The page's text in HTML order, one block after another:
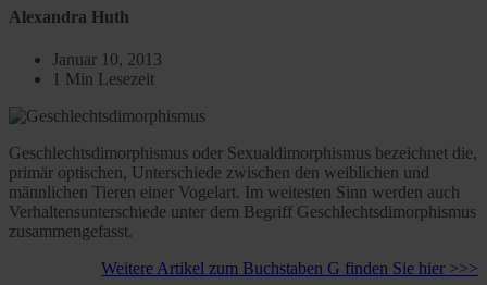
Alexandra Huth
Januar 10, 2013
1 Min Lesezeit
Geschlechtsdimorphismus oder Sexualdimorphismus bezeichnet die,
primär optischen, Unterschiede zwischen den weiblichen und
männlichen Tieren einer Vogelart. Im weitesten Sinn werden auch
Verhaltensunterschiede unter dem Begriff Geschlechtsdimorphismus
zusammengefasst.
Weitere Artikel zum Buchstaben G finden Sie hier >>>